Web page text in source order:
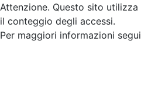
Attenzione. Questo sito
il conteggio degli accessi.
Per maggiori informazioni segui